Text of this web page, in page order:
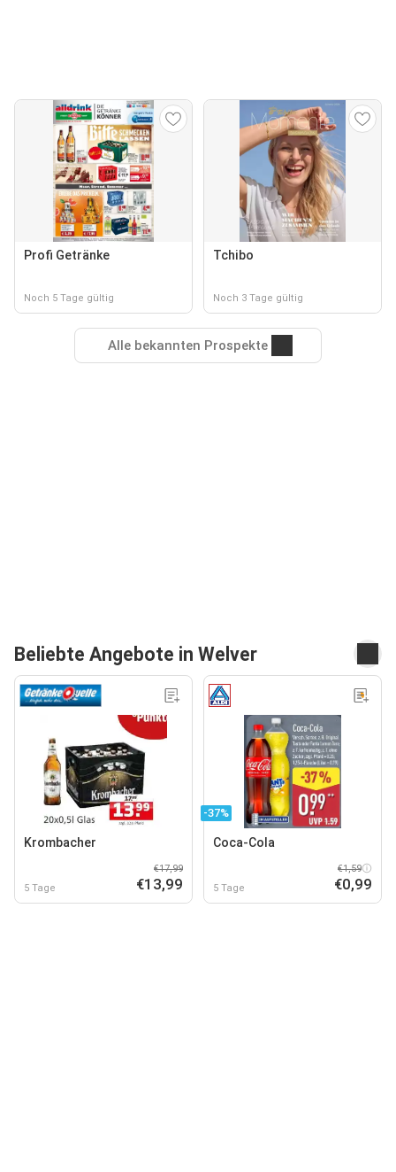
Profi Getränke
Noch 5 Tage gültig
Tchibo
Noch 3 Tage gültig
Alle bekannten Prospekte
Beliebte Angebote in Welver
Krombacher
5 Tage
€17,99
€13,99
-37%
Coca-Cola
5 Tage
€1,59
€0,99